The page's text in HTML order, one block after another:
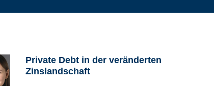
Private Debt in der veränderten
Zinslandschaft